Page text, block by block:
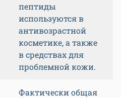
пептиды
используются в
антивозрастной
косметике, а также
в средствах для
проблемной кожи.
Фактически общая